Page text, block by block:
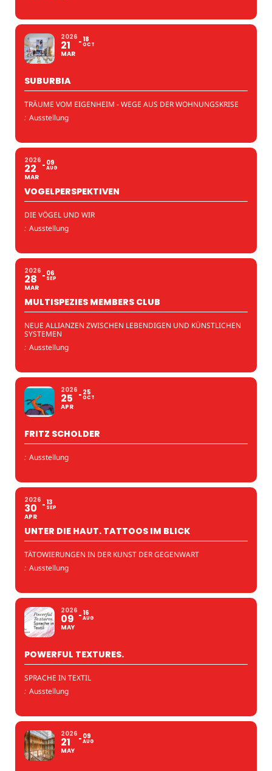
2026
21
MAR
18
OCT
SUBURBIA
TRÄUME VOM EIGENHEIM - WEGE AUS DER WOHNUNGSKRISE
: Ausstellung
2026
22
MAR
09
AUG
VOGELPERSPEKTIVEN
DIE VÖGEL UND WIR
: Ausstellung
2026
28
MAR
06
SEP
MULTISPEZIES MEMBERS CLUB
NEUE ALLIANZEN ZWISCHEN LEBENDIGEN UND KÜNSTLICHEN
SYSTEMEN
: Ausstellung
2026
25
APR
25
OCT
FRITZ SCHOLDER
: Ausstellung
2026
30
APR
13
SEP
UNTER DIE HAUT. TATTOOS IM BLICK
TÄTOWIERUNGEN IN DER KUNST DER GEGENWART
: Ausstellung
2026
09
MAY
16
AUG
POWERFUL TEXTURES.
SPRACHE IN TEXTIL
: Ausstellung
2026
21
MAY
09
AUG